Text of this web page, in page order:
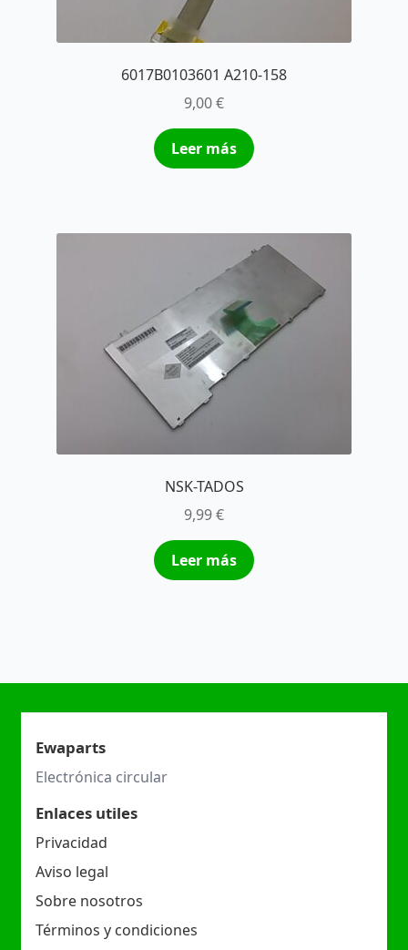
6017B0103601 A210-158
9,00€
Leer más
NSK-TADOS
9,99€
Leer más
Ewaparts
Electrónica circular
Enlaces utiles
Privacidad
Aviso legal
Sobre nosotros
Términos y condiciones